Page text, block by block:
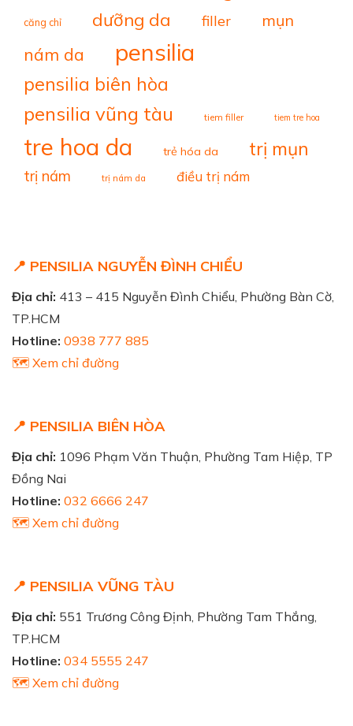
căng chỉ dưỡng da filler mụn
nám da pensilia
pensilia biên hòa
pensilia vũng tàu tiem filler tiem tre hoa
tre hoa da trẻ hóa da trị mụn
trị nám trị nám da điều trị nám
📍 PENSILIA NGUYỄN ĐÌNH CHIỂU
Địa chỉ: 413 – 415 Nguyễn Đình Chiểu, Phường Bàn Cờ,
TP.HCM
Hotline: 0938 777 885
🗺️ Xem chỉ đường
📍 PENSILIA BIÊN HÒA
Địa chỉ: 1096 Phạm Văn Thuận, Phường Tam Hiệp, TP
Đồng Nai
Hotline: 032 6666 247
🗺️ Xem chỉ đường
📍 PENSILIA VŨNG TÀU
Địa chỉ: 551 Trương Công Định, Phường Tam Thắng,
TP.HCM
Hotline: 034 5555 247
🗺️ Xem chỉ đường